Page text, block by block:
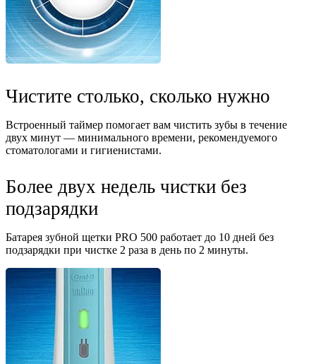
Чистите столько, сколько нужно
Встроенный таймер помогает вам чистить зубы в течение
двух минут — минимального времени, рекомендуемого
стоматологами и гигиенистами.
Более двух недель чистки без
подзарядки
Батарея зубной щетки PRO 500 работает до 10 дней без
подзарядки при чистке 2 раза в день по 2 минуты.